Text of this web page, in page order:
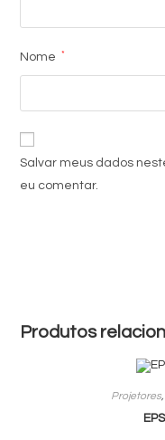
Nome *
Salvar meus dados
eu comentar.
Produtos
Projetores,